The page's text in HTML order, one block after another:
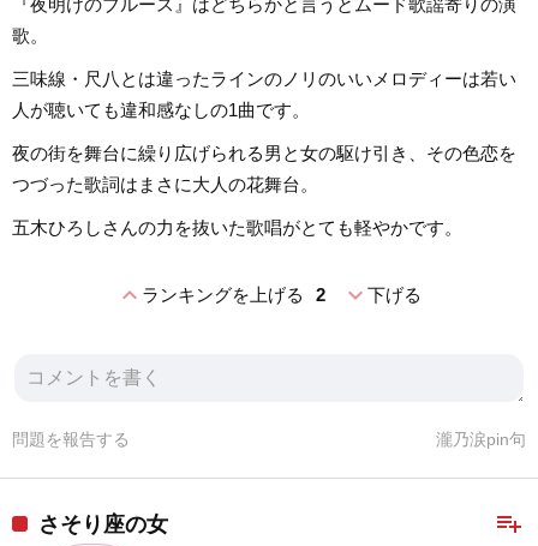
『夜明けのブルース』はどちらかと言うとムード歌謡寄りの演
歌。
三味線・尺八とは違ったラインのノリのいいメロディーは若い
人が聴いても違和感なしの1曲です。
夜の街を舞台に繰り広げられる男と女の駆け引き、その色恋を
つづった歌詞はまさに大人の花舞台。
五木ひろしさんの力を抜いた歌唱がとても軽やかです。
expand_lessランキングを上げる 2 expand_more下げる
瀧乃涙pin句
問題を報告する
playlist_add
さそり座の女